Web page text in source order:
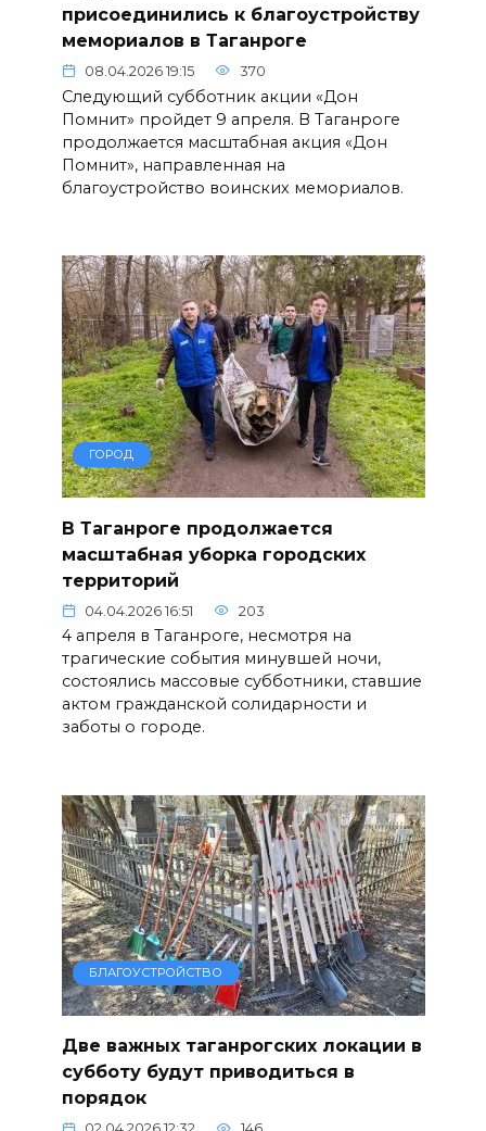
присоединились к благоустройству
мемориалов в Таганроге
08.04.2026 19:15 370
Следующий субботник акции «Дон
Помнит» пройдет 9 апреля. В Таганроге
продолжается масштабная акция «Дон
Помнит», направленная на
благоустройство воинских мемориалов.
ГОРОД
В Таганроге продолжается
масштабная уборка городских
территорий
04.04.2026 16:51 203
4 апреля в Таганроге, несмотря на
трагические события минувшей ночи,
состоялись массовые субботники, ставшие
актом гражданской солидарности и
заботы о городе.
БЛАГОУСТРОЙСТВО
Две важных таганрогских локации в
субботу будут приводиться в
порядок